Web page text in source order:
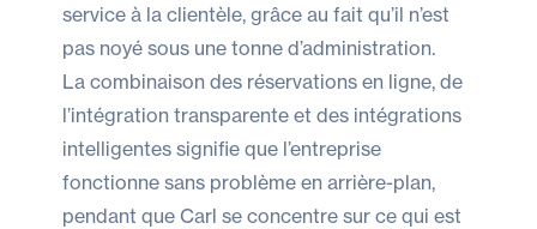
service à la clientèle, grâce au fait qu’il n’est
pas noyé sous une tonne d’administration.
La combinaison des réservations en ligne, de
l’intégration transparente et des intégrations
intelligentes signifie que l’entreprise
fonctionne sans problème en arrière-plan,
pendant que Carl se concentre sur ce qui est